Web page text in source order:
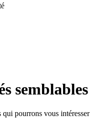
semblables
qui pourrons vous intéresser